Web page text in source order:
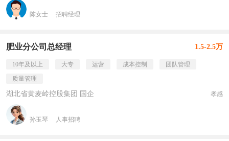
陈女士 招聘经理
肥业分公司总经理 1.5-2.5万
10年及以上 大专 运营 成本控制
团队管理
质量管理
湖北省黄麦岭控股集团 国企 孝感
孙玉琴 人事招聘